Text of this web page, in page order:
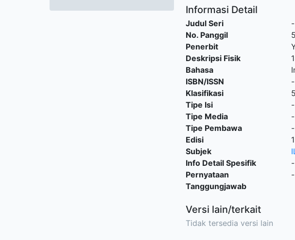
Informasi Detail
Judul Seri
-
No. Panggil
Penerbit
Deskripsi Fisik
Bahasa
ISBN/ISSN
-
Klasifikasi
Tipe Isi
-
Tipe Media
-
Tipe Pembawa
-
Edisi
1
Subjek
Info Detail Spesifik
-
Pernyataan
Tanggungjawab
-
Versi lain/terkait
Tidak tersedia versi lain